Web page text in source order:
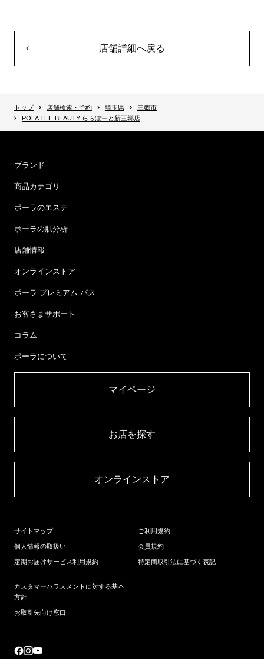
店舗詳細へ戻る
トップ 店舗検索・予約 埼玉県
三郷市
POLA THE BEAUTY ららぽーと新三郷店
ブランド
商品カテゴリ
ポーラのエステ
ポーラの肌分析
店舗情報
オンラインストア
ポーラ プレミアム パス
お客さまサポート
コラム
ポーラについて
マイページ​
お店を探す​
オンラインストア​
サイトマップ
個人情報の取扱い
定期お届けサービス利用規約
ご利用規約
会員規約
特定商取引法に基づく表記
カスタマーハラスメントに対する基本
方針
お取引先向け窓口